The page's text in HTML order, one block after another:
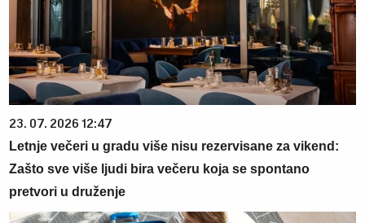
23. 07. 2026 12:47
Letnje večeri u gradu više nisu rezervisane za vikend:
Zašto sve više ljudi bira večeru koja se spontano
pretvori u druženje